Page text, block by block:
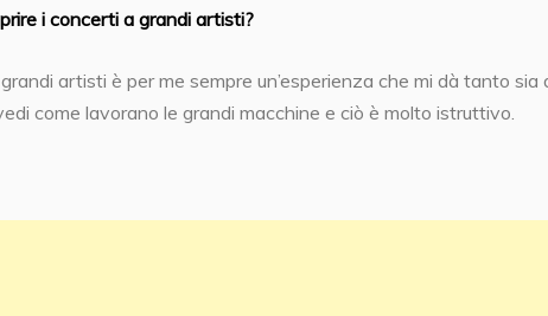
i concerti a grandi artisti?
artisti è per me sempre un’esperienza che mi dà tanto sia
come lavorano le grandi macchine e ciò è molto istruttivo.